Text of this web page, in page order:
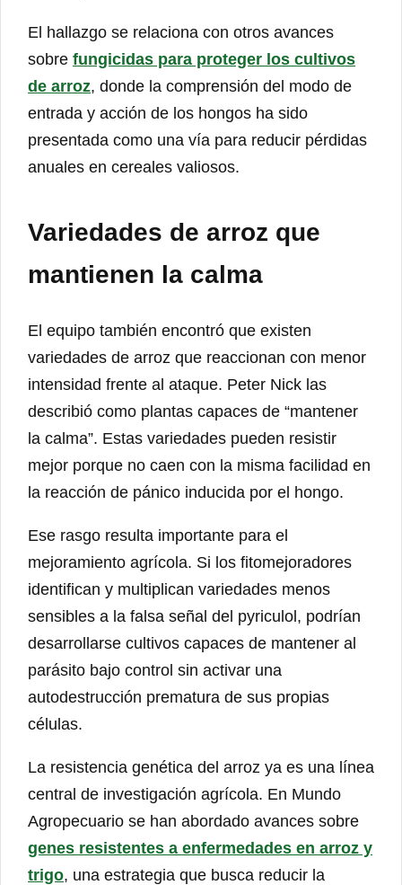
El hallazgo se relaciona con otros avances
sobre fungicidas para proteger los cultivos
de arroz, donde la comprensión del modo de
entrada y acción de los hongos ha sido
presentada como una vía para reducir pérdidas
anuales en cereales valiosos.
Variedades de arroz que
mantienen la calma
El equipo también encontró que existen
variedades de arroz que reaccionan con menor
intensidad frente al ataque. Peter Nick las
describió como plantas capaces de “mantener
la calma”. Estas variedades pueden resistir
mejor porque no caen con la misma facilidad en
la reacción de pánico inducida por el hongo.
Ese rasgo resulta importante para el
mejoramiento agrícola. Si los fitomejoradores
identifican y multiplican variedades menos
sensibles a la falsa señal del pyriculol, podrían
desarrollarse cultivos capaces de mantener al
parásito bajo control sin activar una
autodestrucción prematura de sus propias
células.
La resistencia genética del arroz ya es una línea
central de investigación agrícola. En Mundo
Agropecuario se han abordado avances sobre
genes resistentes a enfermedades en arroz y
trigo, una estrategia que busca reducir la